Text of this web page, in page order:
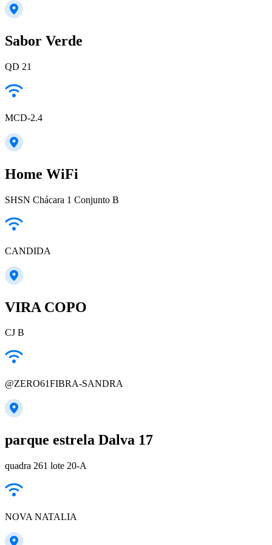
Sabor Verde
QD 21
MCD-2.4
Home WiFi
SHSN Chácara 1 Conjunto B
CANDIDA
VIRA COPO
CJ B
@ZERO61FIBRA-SANDRA
parque estrela Dalva 17
quadra 261 lote 20-A
NOVA NATALIA